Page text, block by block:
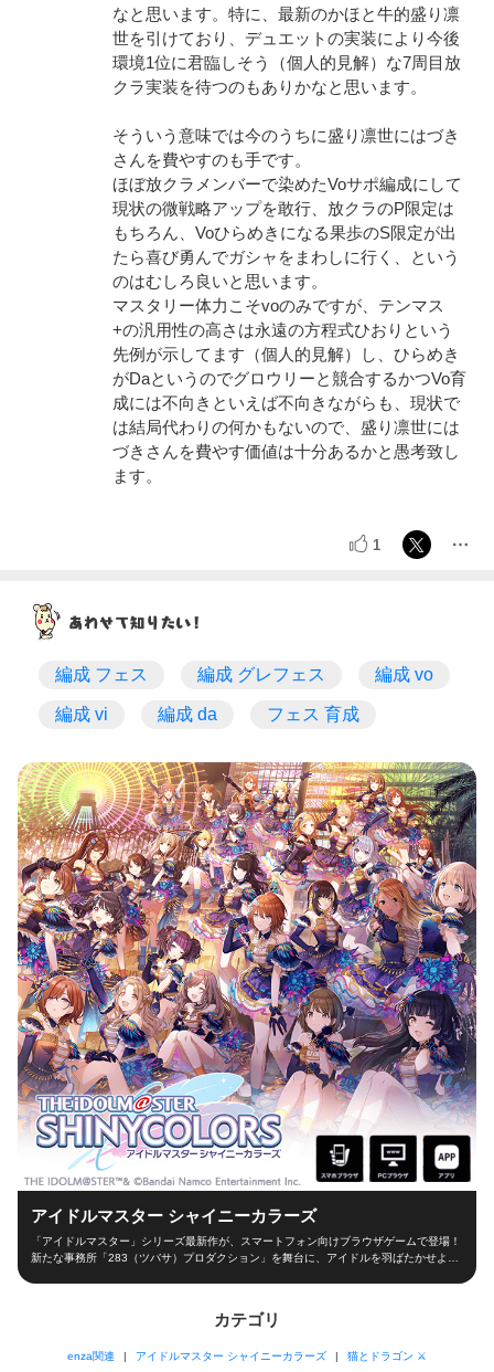
なと思います。特に、最新のかほと牛的盛り凛
世を引けており、デュエットの実装により今後
環境1位に君臨しそう（個人的見解）な7周目放
クラ実装を待つのもありかなと思います。
そういう意味では今のうちに盛り凛世にはづき
さんを費やすのも手です。
ほぼ放クラメンバーで染めたVoサポ編成にして
現状の微戦略アップを敢行、放クラのP限定は
もちろん、Voひらめきになる果歩のS限定が出
たら喜び勇んでガシャをまわしに行く、という
のはむしろ良いと思います。
マスタリー体力こそvoのみですが、テンマス
+の汎用性の高さは永遠の方程式ひおりという
先例が示してます（個人的見解）し、ひらめき
がDaというのでグロウリーと競合するかつVo育
成には不向きといえば不向きながらも、現状で
は結局代わりの何かもないので、盛り凛世には
づきさんを費やす価値は十分あるかと愚考致し
ます。
1
編成 フェス 編成 グレフェス 編成 vo
編成 vi 編成 da フェス 育成
アイドルマスター シャイニーカラーズ
「アイドルマスター」シリーズ最新作が、スマートフォン向けブラウザゲームで登場！
新たな事務所「283（ツバサ）プロダクション」を舞台に、アイドルを羽ばたかせよ
て、レッスンやお仕事、オーディションなどの行動を選択！限られた期間の中でアイド
出場できるかは、プロデューサーの腕次第！ ■アイドルと信頼関係を深めよう！■ アイ
カテゴリ
enza関連 アイドルマスター シャイニーカラーズ 猫とドラゴン ⚔